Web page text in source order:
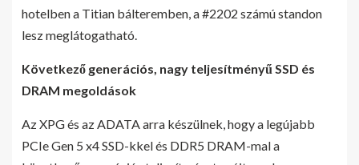
hotelben a Titian bálteremben, a #2202 számú standon
lesz meglátogatható.
Következő generációs, nagy teljesítményű SSD és
DRAM megoldások
Az XPG és az ADATA arra készülnek, hogy a legújabb
PCIe Gen 5 x4 SSD-kkel és DDR5 DRAM-mal a